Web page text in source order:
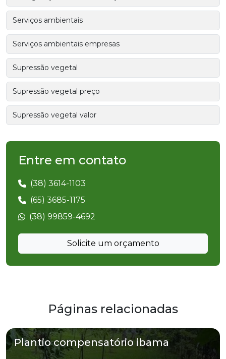
Serviços ambientais
Serviços ambientais empresas
Supressão vegetal
Supressão vegetal preço
Supressão vegetal valor
Entre em contato
(38) 3614-1103
(65) 3685-1175
(38) 99859-4692
Solicite um orçamento
Páginas relacionadas
Plantio compensatório ibama